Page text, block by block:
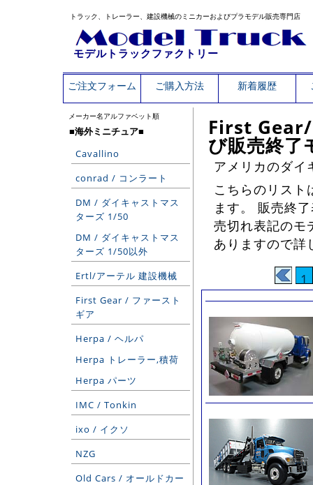
トラック、トレーラー、建設機械のミニカーおよびプラモデル販売専門店
モデルトラックファクトリー
ご注文フォーム ご購入方法 新着履歴
メーカー名アルファベット順
■海外ミニチュア■
Cavallino
conrad / コンラート
DM / ダイキャストマス
ターズ 1/50
DM / ダイキャストマス
ターズ 1/50以外
Ertl/アーテル 建設機械
First Gear / ファースト
ギア
Herpa / ヘルパ
Herpa トレーラー,積荷
Herpa パーツ
IMC / Tonkin
ixo / イクソ
NZG
Old Cars / オールドカー
First Gear/
び販売終了
アメリカのダイ
こちらのリスト
ます。 販売終
売切れ表記のモ
ありますので詳
1